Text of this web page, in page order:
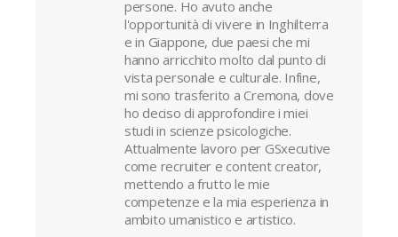
persone. Ho avuto anche
l'opportunità di vivere in Inghilterra
e in Giappone, due paesi che mi
hanno arricchito molto dal punto di
vista personale e culturale. Infine,
mi sono trasferito a Cremona, dove
ho deciso di approfondire i miei
studi in scienze psicologiche.
Attualmente lavoro per GSxecutive
come recruiter e content creator,
mettendo a frutto le mie
competenze e la mia esperienza in
ambito umanistico e artistico.